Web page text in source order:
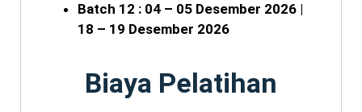
Batch 12 : 04 – 05 Desember 2026 |
18 – 19 Desember 2026
Biaya Pelatihan